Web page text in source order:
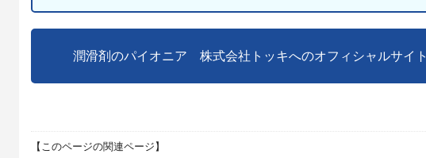
潤滑剤のパイオニア 株式会社トッキへのオフィシャルサイト
【このページの関連ページ】